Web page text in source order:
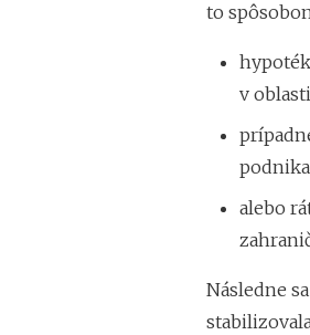
to
v
alebo
Následne